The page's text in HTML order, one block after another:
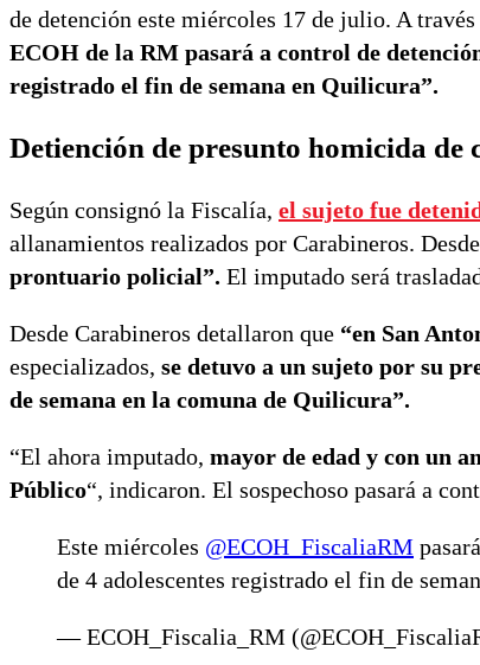
de detención este miércoles 17 de julio. A
ECOH de la RM pasará a control de
registrado el fin de semana en Quilicura”.
Detiención de presunto homicida de
Según consignó la Fiscalía, el sujeto fue
allanamientos realizados por Carabineros.
prontuario policial”. El imputado será
Desde Carabineros detallaron que “en San
especializados, se detuvo a un sujeto por su
de semana en la comuna de Quilicura”.
“El ahora imputado, mayor de edad y con un
Público“, indicaron. El sospechoso pasará a
Este miércoles @ECOH_FiscaliaRM
de 4 adolescentes registrado el fin de
— ECOH_Fiscalia_RM